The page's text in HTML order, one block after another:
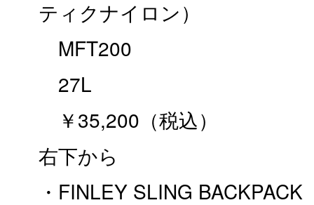
ティクナイロン）
MFT200
27L
￥35,200（税込）
右下から
・FINLEY SLING